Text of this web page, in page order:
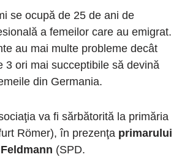
se ocupă de 25 de ani de
a femeilor care au emigrat.
au mai multe probleme decât
3 ori mai succeptibile să devină
din Germania.
va fi sărbătorită la primăria
Römer), în prezenţa primarului
(SPD.